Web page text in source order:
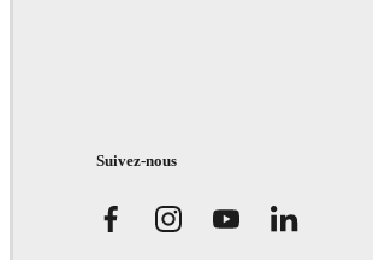
Suivez-nous